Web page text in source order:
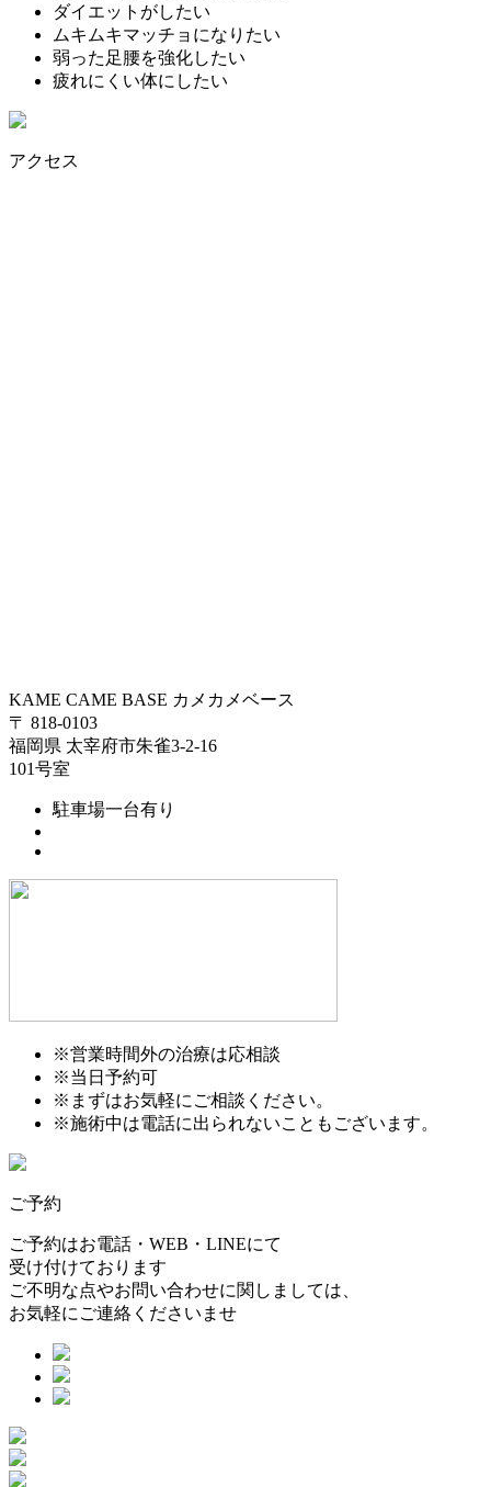
ダイエットがしたい
ムキムキマッチョになりたい
弱った足腰を強化したい
疲れにくい体にしたい
アクセス
KAME CAME BASE カメカメベース
〒 818-0103
福岡県 太宰府市朱雀3-2-16
101号室
駐車場一台有り
※営業時間外の治療は応相談
※当日予約可
※まずはお気軽にご相談ください。
※施術中は電話に出られないこともございます。
ご予約
ご予約はお電話・WEB・LINEにて
受け付けております
ご不明な点やお問い合わせに関しましては、
お気軽にご連絡くださいませ